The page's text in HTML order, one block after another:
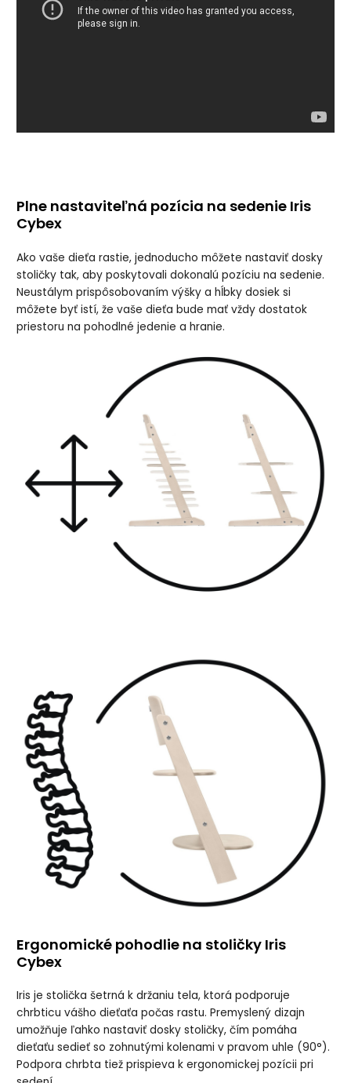
Plne nastaviteľná pozícia na sedenie Iris
Cybex
Ako vaše dieťa rastie, jednoducho môžete nastaviť dosky
stoličky tak, aby poskytovali dokonalú pozíciu na sedenie.
Neustálym prispôsobovaním výšky a hĺbky dosiek si
môžete byť istí, že vaše dieťa bude mať vždy dostatok
priestoru na pohodlné jedenie a hranie.
Ergonomické pohodlie na stoličky Iris
Cybex
Iris je stolička šetrná k držaniu tela, ktorá podporuje
chrbticu vášho dieťaťa počas rastu. Premyslený dizajn
umožňuje ľahko nastaviť dosky stoličky, čím pomáha
dieťaťu sedieť so zohnutými kolenami v pravom uhle (90°).
Podpora chrbta tiež prispieva k ergonomickej pozícii pri